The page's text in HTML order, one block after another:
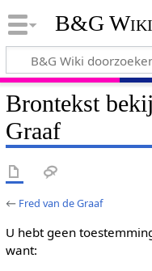
B&G Wiki
Brontekst
Graaf
← Fred van de Graaf
U hebt geen
want: